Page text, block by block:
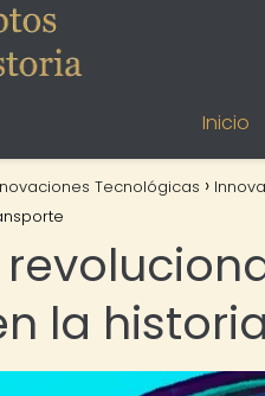
Inicio
Tecnológicas
la